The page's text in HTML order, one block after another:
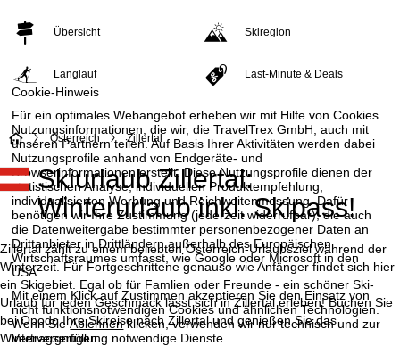
Cookie-Hinweis
Für ein optimales Webangebot erheben wir mit Hilfe von Cookies
Nutzungsinformationen, die wir, die TravelTrex GmbH, auch mit
unseren Partnern teilen. Auf Basis Ihrer Aktivitäten werden dabei
Nutzungsprofile anhand von Endgeräte- und
Browserinformationen erstellt. Diese Nutzungsprofile dienen der
statistischen Analyse, individuellen Produktempfehlung,
individualisierten Werbung und Reichweitenmessung. Dafür
benötigen wir Ihre Zustimmung (jederzeit widerrufbar), die auch
die Datenweitergabe bestimmter personenbezogener Daten an
Drittanbieter in Drittländern außerhalb des Europäischen
Wirtschaftsraumes umfasst, wie Google oder Microsoft in den
USA.
Mit einem Klick aufZustimmen akzeptieren Sie den Einsatz von
nicht funktionsnotwendigen Cookies und ähnlichen Technologien.
Wenn SieAblehnenklicken, verwenden wir nur technisch und zur
Vertragserfüllung notwendige Dienste.
Übersicht Skiregion
Langlauf Last-Minute & Deals
S
t
a
r
t
s
Österreich Zillertal
Skiurlaub Zillertal:
Winterurlaub inkl. Skipass!
Zillertal zählt zu einem beliebten Österreich-Urlaubsziel während der
Winterzeit. Für Fortgeschrittene genauso wie Anfänger findet sich hier
ein Skigebiet. Egal ob für Famlien oder Freunde - ein schöner Ski-
Urlaub für jeden Geschmack lässt sich in Zillertal erleben! Buchen Sie
bei Opodo Ihre Skireise nach Zillertal und genießen Sie das
Wintervergnügen.